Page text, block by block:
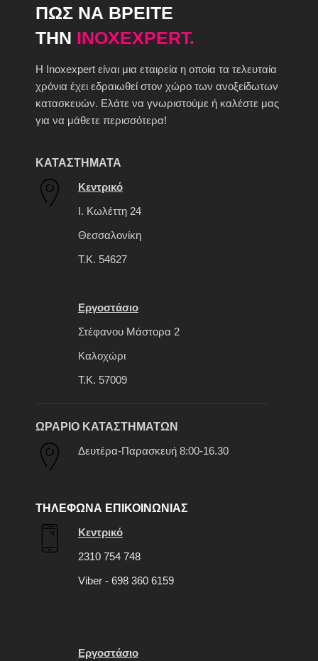
ΠΩΣ ΝΑ ΒΡΕΙΤΕ
ΤΗΝ INOXEXPERT.
H Inoxexpert είναι μια εταιρεία η οποία τα τελευταία
χρόνια έχει εδραιωθεί στον χώρο των ανοξείδωτων
κατασκευών. Ελάτε να γνωριστούμε ή καλέστε μας
για να μάθετε περισσότερα!
ΚΑΤΑΣΤΗΜΑΤΑ
Κεντρικό
Ι. Κωλέττη 24
Θεσσαλονίκη
Τ.Κ. 54627
Εργοστάσιο
Στέφανου Μάστορα 2
Καλοχώρι
Τ.Κ. 57009
ΩΡΑΡΙΟ ΚΑΤΑΣΤΗΜΑΤΩΝ
Δευτέρα-Παρασκευή 8:00-16.30
ΤΗΛΕΦΩΝΑ ΕΠΙΚΟΙΝΩΝΙΑΣ
Κεντρικό
2310 754 748
Viber - 698 360 6159
Εργοστάσιο